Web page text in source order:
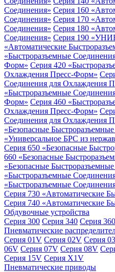
Соединения» Серия 160
Соединения» Серия 170
Соединения» Серия 180
Соединения» Серия 190
«Автоматические
«Быстроразъемные
Форм» Серия 420
Охлаждения Пресс-Форм»
Соединения для Охлаждения
«Быстроразъемные
Форм» Серия 460
Охлаждения Пресс-Форм»
Соединения для Охлаждения
«Безопасные
«Универсальное БРС из
Серия 650 «Безопасные
660 «Безопасные
«Безопасные
«Быстроразъемные
«Быстроразъемные
Серия 730 «Автоматические
Серия 740 «Автоматические
Обдувочные устройства
Серия 300 Серия 340 Серия 360
Пневматические
Серия 01V Серия 02V Серия
06V Серия 07V Серия 08V
Серия 15V Серия X1V
Пневматические приводы